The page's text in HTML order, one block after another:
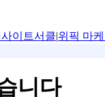
이트서클|위픽 마케
니다